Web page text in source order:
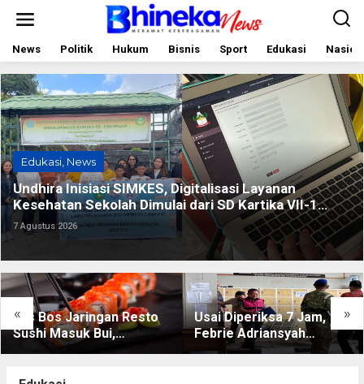
i
k
e
k
o
n
t
e
n
News Politik Hukum Bisnis Sport Edukasi
Edukasi News
Undhira Inisiasi SIMKES, Digitalisasi Layanan
Kesehatan Sekolah Dimulai dari SD Kartika VII-1
Denpasar
7 Agustus 2026
« »
Eks Bos Jaringan Resto
Sushi Masuk Bui,
Terseret Kasus Rp220
Usai Diperiksa 7 Jam,
Febrie Adriansyah
Tinggalkan Kejagung